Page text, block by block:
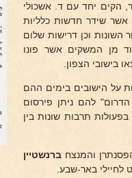
הקים יחד עם ד. אשכולי
אשר שידר חדשות כלליות
השונות וכן דרישות שלום
מן המשקים אשר פונו
בישובי הצפון.
על הישובים בימים ההם
הדרום" להם ניתן פירסום
תרבות שונות בין
והמנצח ברנשטיין
לחיילי באר-שבע.